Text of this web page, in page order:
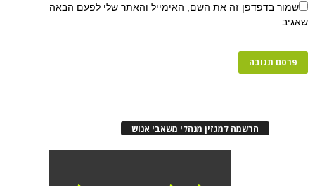
שמור בדפדפן זה את השם, האימייל והאתר שלי לפעם הבאה
שאגיב.
הרשמה למגזין מנהלי משאבי אנוש